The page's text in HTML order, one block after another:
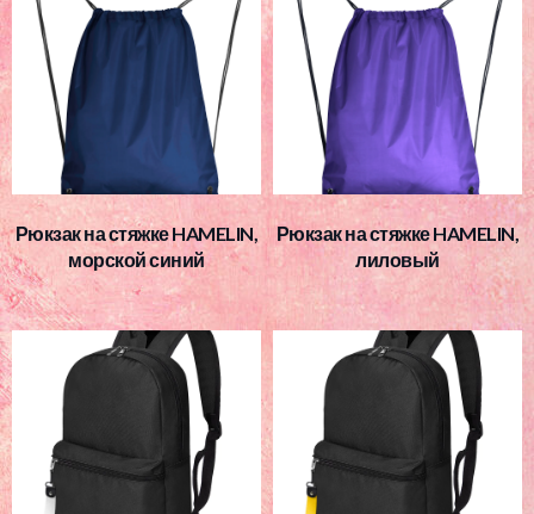
Рюкзак на стяжке HAMELIN,
морской синий
Рюкзак на стяжке HAMELIN,
лиловый